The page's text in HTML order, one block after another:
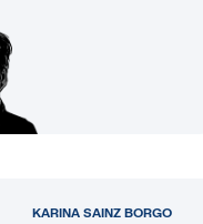
KARINA SAINZ BORGO